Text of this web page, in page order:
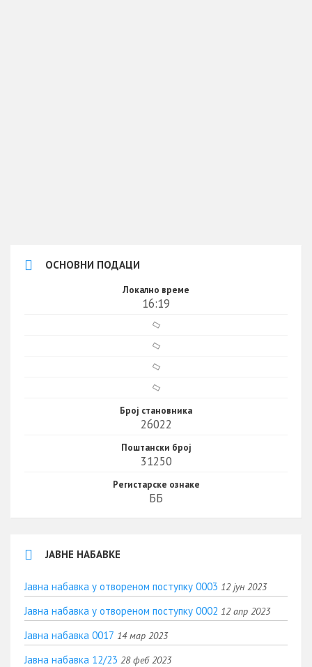
ОСНОВНИ ПОДАЦИ
Локално време
16:19
Број становника
26022
Поштански број
31250
Регистарске ознаке
ББ
ЈАВНЕ НАБАВКЕ
Јавна набавка у отвореном поступку 0003 12 јун 2023
Јавна набавка у отвореном поступку 0002 12 апр 2023
Јавна набавка 0017 14 мар 2023
Јавна набавка 12/23 28 феб 2023